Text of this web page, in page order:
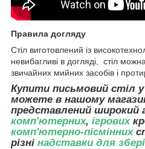
Правила догляду
Стіл виготовлений із
невибагливі в догляді, стіл
звичайних мийних засобів і
Купити письмовий стіл
можете в нашому
представлений широкий
комп'ютерних, ігрових
комп'ютерно-пісмінних
різні надставки для